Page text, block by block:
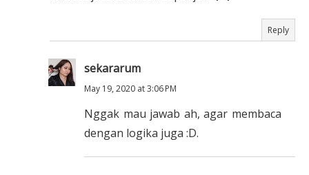
Reply
sekararum
May 19, 2020 at 3:06 PM
Nggak mau jawab ah, agar membaca
dengan logika juga :D.